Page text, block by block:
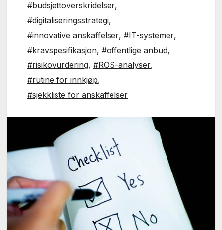
#budsjettoverskridelser,
#digitaliseringsstrategi,
#innovative anskaffelser, #IT-systemer,
#kravspesifikasjon, #offentlige anbud,
#risikovurdering, #ROS-analyser,
#rutine for innkjøp,
#sjekkliste for anskaffelser